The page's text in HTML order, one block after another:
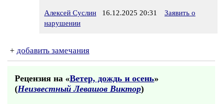
Алексей Суслин 16.12.2025 20:31
Заявить о
нарушении
+ добавить замечания
Рецензия на «Ветер, дождь и осень»
(Неизвестный Левашов Виктор)